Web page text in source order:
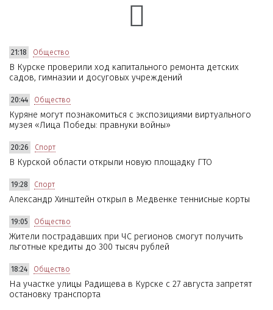
21:18 Общество
В Курске проверили ход капитального ремонта детских
садов, гимназии и досуговых учреждений
20:44 Общество
Куряне могут познакомиться с экспозициями виртуального
музея «Лица Победы: правнуки войны»
20:26 Спорт
В Курской области открыли новую площадку ГТО
19:28 Спорт
Александр Хинштейн открыл в Медвенке теннисные корты
19:05 Общество
Жители пострадавших при ЧС регионов смогут получить
льготные кредиты до 300 тысяч рублей
18:24 Общество
На участке улицы Радищева в Курске с 27 августа запретят
остановку транспорта